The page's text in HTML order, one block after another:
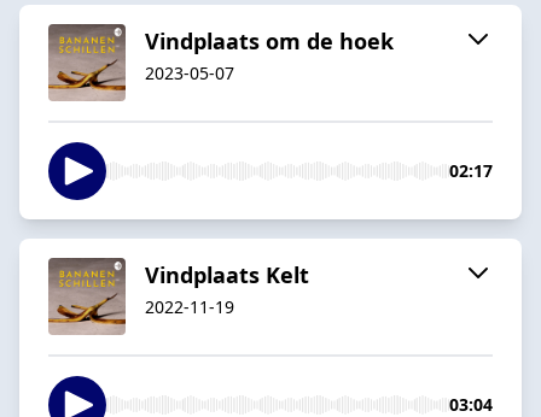
Vindplaats om de hoek
2023-05-07
02:17
Vindplaats Kelt
2022-11-19
03:04